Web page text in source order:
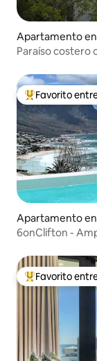
Apartamento
Paraíso costero
Favorito entre
Favorito
Apartamento
6onClifton -
Favorito entre
Favorito